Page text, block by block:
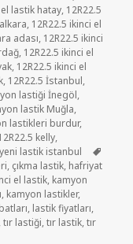
lastik hatay, 12R22.5
, 12R22.5 ikinci el
adası, 12R22.5 ikinci
, 12R22.5 ikinci el
, 12R22.5 ikinci el
, 12R22.5 İstanbul,
lastiği İnegöl,
lastik Muğla,
lastikleri burdur,
kelly,
lastik istanbul
, çıkma lastik, hafriyat
el lastik, kamyon
, kamyon lastikler,
, lastik fiyatları,
,tır lastiği,tır lastik,tır
TİPİ LASTİK için